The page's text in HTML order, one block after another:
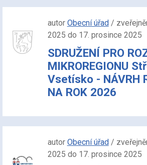
autor Obecní úřad/
2025 do 17. prosince 2025
SDRUŽENÍ PRO
MIKROREGIONU
Vsetísko - NÁVRH
NA ROK 2026
autor Obecní úřad/
2025 do 17. prosince 2025